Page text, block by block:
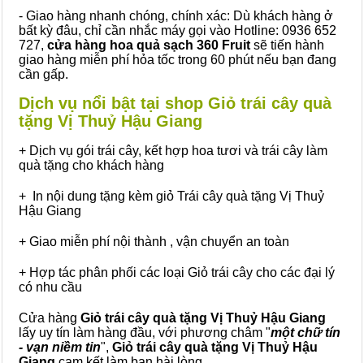
- Giao hàng nhanh chóng, chính xác: Dù khách hàng ở
bất kỳ đâu, chỉ cần nhắc máy gọi vào Hotline: 0936 652
727, cửa hàng hoa quả sạch 360 Fruit sẽ tiến hành
giao hàng miễn phí hỏa tốc trong 60 phút nếu bạn đang
cần gấp.
Dịch vụ nổi bật tại shop Giỏ trái cây quà
tặng Vị Thuỷ Hậu Giang
+ Dịch vụ gói trái cây, kết hợp hoa tươi và trái cây làm
quà tặng cho khách hàng
+ In nội dung tặng kèm giỏ Trái cây quà tặng Vị Thuỷ
Hậu Giang
+ Giao miễn phí nội thành , vận chuyển an toàn
+ Hợp tác phân phối các loại Giỏ trái cây cho các đại lý
có nhu cầu
Cửa hàng Giỏ trái cây quà tặng Vị Thuỷ Hậu Giang
lấy uy tín làm hàng đầu, với phương châm "một chữ tín
- vạn niềm tin", Giỏ trái cây quà tặng Vị Thuỷ Hậu